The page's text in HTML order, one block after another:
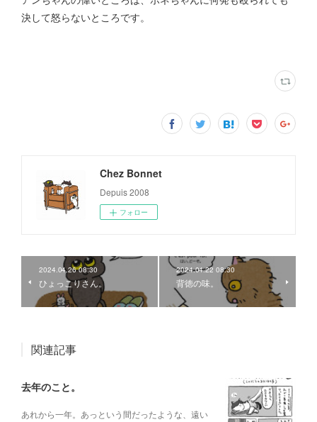
決して怒らないところです。
Chez Bonnet
Depuis 2008
フォロー
2024.04.26 08:30
ひょっこりさん。
2024.04.22 08:30
背徳の味。
関連記事
去年のこと。
あれから一年。あっという間だったような、遠い